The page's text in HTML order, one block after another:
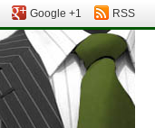
Google +1 RSS